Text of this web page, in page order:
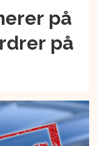
på
på